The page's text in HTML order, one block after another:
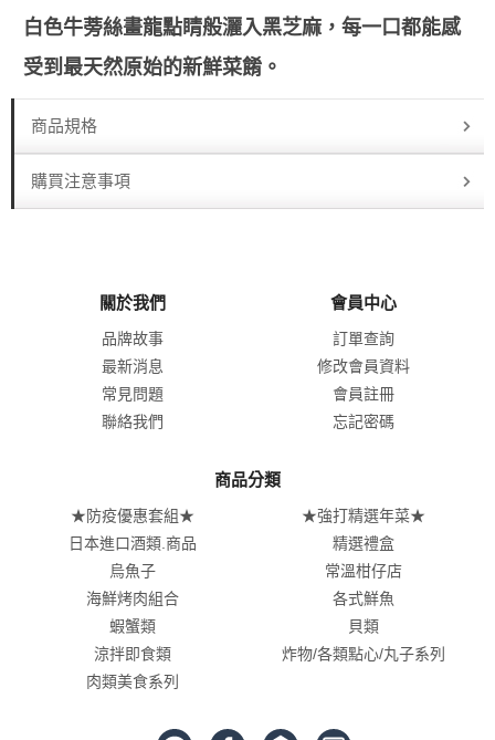
白色牛蒡絲畫龍點睛般灑入黑芝麻，每一口都能感
受到最天然原始的新鮮菜餚。
商品規格
購買注意事項
關於我們
品牌故事
最新消息
常見問題
聯絡我們
會員中心
訂單查詢
修改會員資料
會員註冊
忘記密碼
商品分類
★防疫優惠套組★
★強打精選年菜★
日本進口酒類.商品
精選禮盒
烏魚子
常溫柑仔店
海鮮烤肉組合
各式鮮魚
蝦蟹類
貝類
涼拌即食類
炸物/各類點心/丸子系列
肉類美食系列